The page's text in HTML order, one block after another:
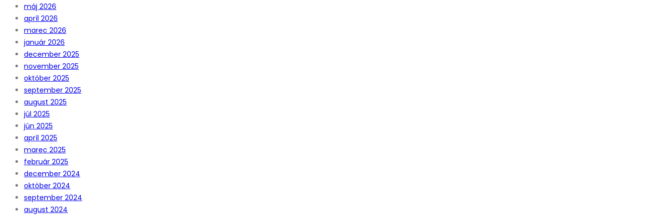
máj 2026
apríl 2026
marec 2026
január 2026
december 2025
november 2025
október 2025
september 2025
august 2025
júl 2025
jún 2025
apríl 2025
marec 2025
február 2025
december 2024
október 2024
september 2024
august 2024